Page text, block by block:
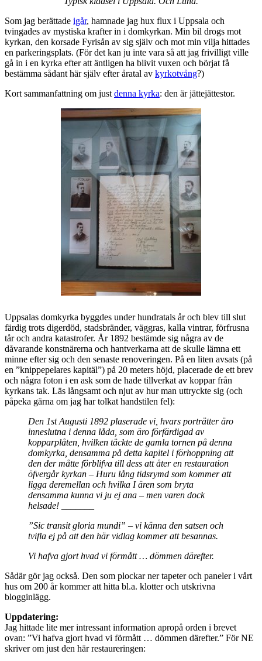
Som jag berättade igår, hamnade jag hux flux i Uppsala och
tvingades av mystiska krafter in i domkyrkan. Min bil drogs mot
kyrkan, den korsade Fyrisån av sig själv och mot min vilja hittades
en parkeringsplats. (För det kan ju inte vara så att jag frivilligt ville
gå in i en kyrka efter att äntligen ha blivit vuxen och börjat få
bestämma sådant här själv efter åratal av kyrkotvång?)
Kort sammanfattning om just denna kyrka: den är jättejättestor.
Uppsalas domkyrka byggdes under hundratals år och blev till slut
färdig trots digerdöd, stadsbränder, väggras, kalla vintrar, förfrusna
tår och andra katastrofer. År 1892 bestämde sig några av de
dåvarande konstnärerna och hantverkarna att de skulle lämna ett
minne efter sig och den senaste renoveringen. På en liten avsats (på
en ”knippepelares kapitäl”) på 20 meters höjd, placerade de ett brev
och några foton i en ask som de hade tillverkat av koppar från
kyrkans tak. Läs långsamt och njut av hur man uttryckte sig (och
påpeka gärna om jag har tolkat handstilen fel):
Den 1st Augusti 1892 plaserade vi, hvars porträtter äro
inneslutna i denna låda, som äro förfärdigad av
kopparplåten, hvilken täckte de gamla tornen på denna
domkyrka, densamma på detta kapitel i förhoppning att
den der måtte förblifva till dess att åter en restauration
öfvergår kyrkan – Huru lång tidsrymd som kommer att
ligga deremellan och hvilka I ären som bryta
densamma kunna vi ju ej ana – men varen dock
helsade! _______
”Sic transit gloria mundi” – vi känna den satsen och
tvifla ej på att den här vidlag kommer att besannas.
Vi hafva gjort hvad vi förmått … dömmen därefter.
Sådär gör jag också. Den som plockar ner tapeter och paneler i vårt
hus om 200 år kommer att hitta bl.a. klotter och utskrivna
blogginlägg.
Uppdatering:
Jag hittade lite mer intressant information apropå orden i brevet
ovan: ”Vi hafva gjort hvad vi förmått … dömmen därefter.” För NE
skriver om just den här restaureringen: